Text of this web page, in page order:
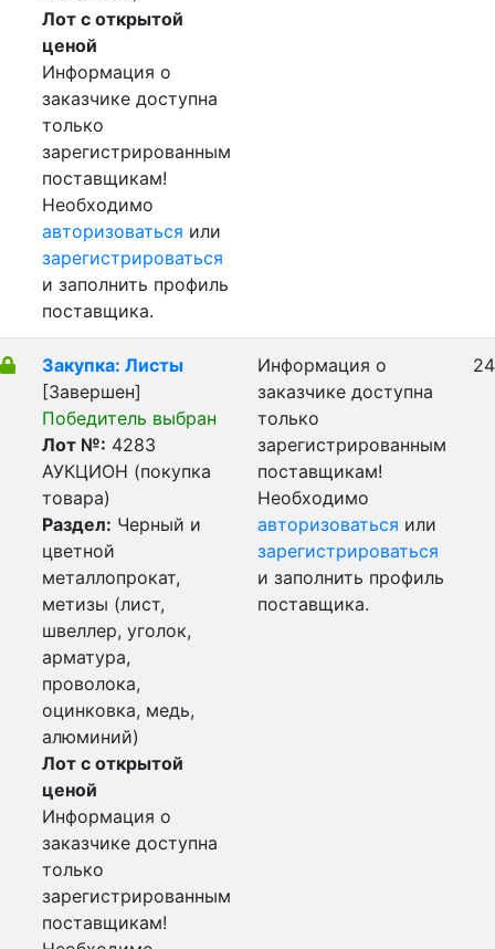
Лот с открытой
ценой
Информация о
заказчике доступна
только
зарегистрированным
поставщикам!
Необходимо
авторизоваться или
зарегистрироваться
и заполнить профиль
поставщика.
Закупка: Листы
[Завершен]
Победитель выбран
Лот №: 4283
АУКЦИОН (покупка
товара)
Раздел: Черный и
цветной
металлопрокат,
метизы (лист,
швеллер, уголок,
арматура,
проволока,
оцинковка, медь,
алюминий)
Лот с открытой
ценой
Информация о
заказчике доступна
только
зарегистрированным
поставщикам!
Информация о
заказчике доступна
только
зарегистрированным
поставщикам!
Необходимо
авторизоваться или
зарегистрироваться
и заполнить профиль
поставщика.